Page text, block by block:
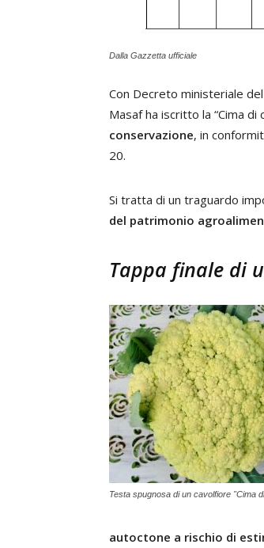
Dalla Gazzetta ufficiale
Con Decreto ministeriale
Masaf ha iscritto la “Cima di
conservazione, in
20.
Si tratta di un traguardo
del patrimonio
Tappa finale di
Testa spugnosa di un cavolfiore "Cima
autoctone a rischio di